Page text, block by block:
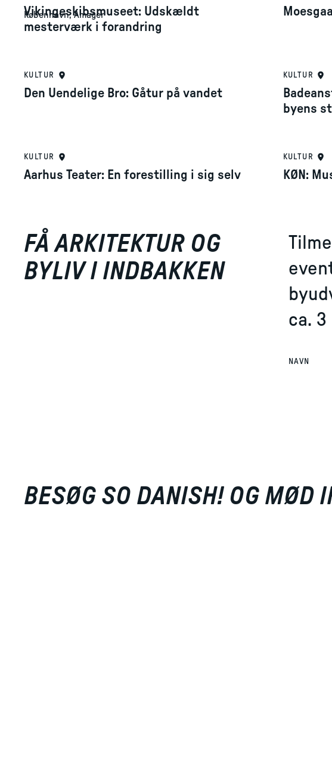
København, Amager
Vikingeskibsmuseet: Udskældt
mesterværk i forandring
KULTUR
Den Uendelige Bro: Gåtur på vandet
KULTUR
byens
KULTUR
Aarhus Teater: En forestilling i sig selv
KULTUR
KØN:
FÅ ARKITEKTUR OG
BYLIV I INDBAKKEN
ca. 3
NAVN
BESØG SO DANISH! OG MØD